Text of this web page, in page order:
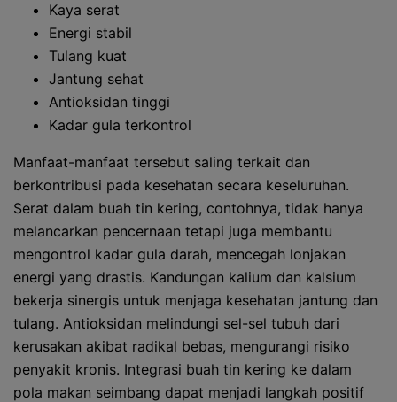
Kaya serat
Energi stabil
Tulang kuat
Jantung sehat
Antioksidan tinggi
Kadar gula terkontrol
Manfaat-manfaat tersebut saling terkait dan
berkontribusi pada kesehatan secara keseluruhan.
Serat dalam buah tin kering, contohnya, tidak hanya
melancarkan pencernaan tetapi juga membantu
mengontrol kadar gula darah, mencegah lonjakan
energi yang drastis. Kandungan kalium dan kalsium
bekerja sinergis untuk menjaga kesehatan jantung dan
tulang. Antioksidan melindungi sel-sel tubuh dari
kerusakan akibat radikal bebas, mengurangi risiko
penyakit kronis. Integrasi buah tin kering ke dalam
pola makan seimbang dapat menjadi langkah positif